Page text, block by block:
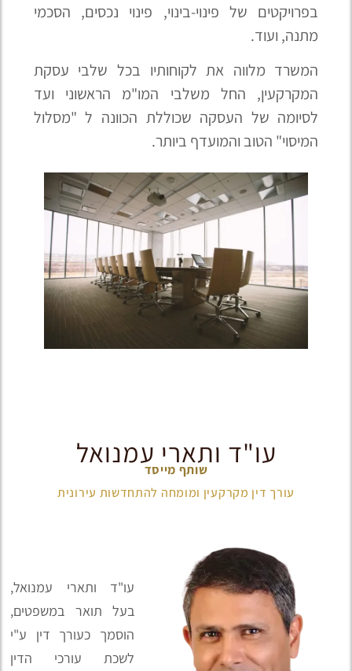
בפרויקטים של פינוי-בינוי, פינוי נכסים, הסכמי
מתנה, ועוד.
המשרד מלווה את לקוחותיו בכל שלבי עסקת
המקרקעין, החל משלבי המו"מ הראשוני ועד
לסיומה של העסקה שכוללת הכוונה ל "מסלול
המיסוי" הטוב והמועדף ביותר.
עו"ד ותארי עמנואל
שותף מייסד
עורך דין מקרקעין ומומחה להתחדשות עירונית
עו"ד ותארי עמנואל,
בעל תואר במשפטים,
הוסמך כעורך דין ע"י
לשכת עורכי הדין